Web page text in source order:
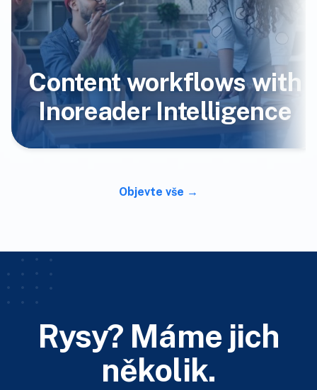
Content workflows with
Inoreader Intelligence
Objevte vše
Rysy? Máme jich
několik.